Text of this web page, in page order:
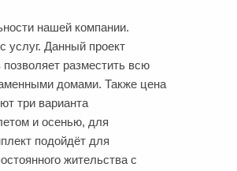
нашей компании.
Данный проект
разместить всю
домами. Также цена
три варианта
и осенью, для
подойдёт для
жительства с